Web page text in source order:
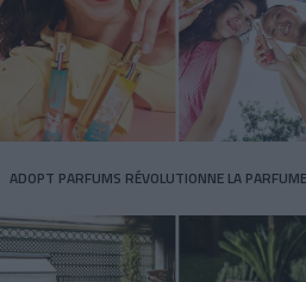
ADOPT PARFUMS RÉVOLUTIONNE LA